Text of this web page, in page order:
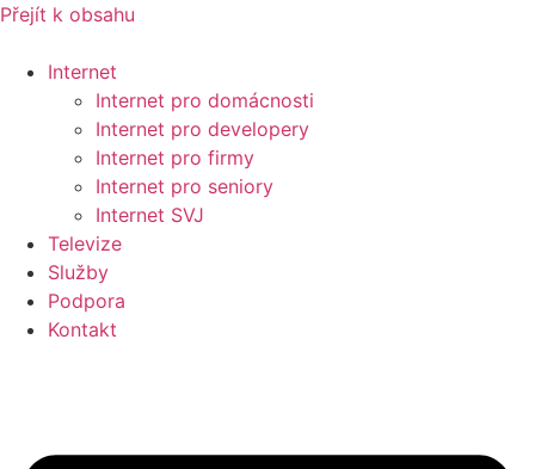
Přejít k obsahu
Internet
Internet pro domácnosti
Internet pro developery
Internet pro firmy
Internet pro seniory
Internet SVJ
Televize
Služby
Podpora
Kontakt